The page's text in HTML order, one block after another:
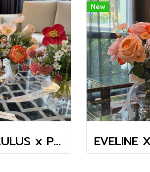
RANUNCULUS x POPPY MINI VASE
New